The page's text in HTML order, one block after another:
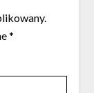
*